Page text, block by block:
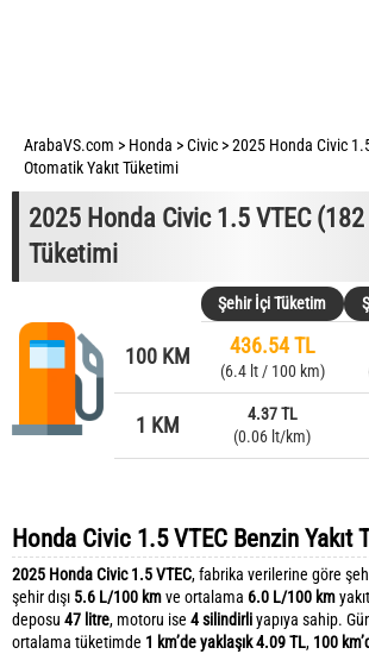
ArabaVS.com > Honda >Civic >2025 Honda Civic
Otomatik Yakıt Tüketimi
2025 Honda Civic 1.5 VTEC (182
Tüketimi
Şehir İçi Tüketim
100 KM 436.54 TL
(6.4 lt / 100 km)
1 KM
4.37 TL
(0.06 lt/km)
Honda Civic 1.5 VTEC Benzin Yakıt
2025 Honda Civic 1.5 VTEC, fabrika verilerine göre
şehir dışı 5.6 L/100 kmve ortalama 6.0 L/100 km
deposu 47 litre, motoru ise 4 silindirliyapıya sahip.
ortalama tüketimde 1 km’de yaklaşık 4.09 TL, 100